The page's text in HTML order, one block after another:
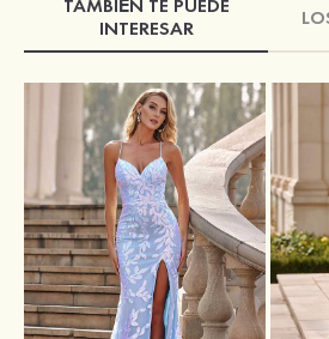
TAMBIÉN TE PUEDE
INTERESAR